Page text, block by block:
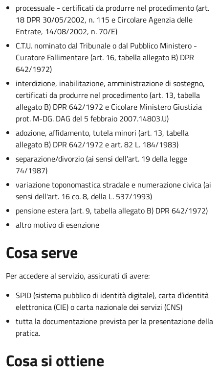
processuale - certificati da produrre nel procedimento (art.
18 DPR 30/05/2002, n. 115 e Circolare Agenzia delle
Entrate, 14/08/2002, n. 70/E)
C.T.U. nominato dal Tribunale o dal Pubblico Ministero -
Curatore Fallimentare (art. 16, tabella allegato B) DPR
642/1972)
interdizione, inabilitazione, amministrazione di sostegno,
certificati da produrre nel procedimento (art. 13, tabella
allegato B) DPR 642/1972 e Cicolare Ministero Giustizia
prot. M-DG. DAG del 5 febbraio 2007.14803.U)
adozione, affidamento, tutela minori (art. 13, tabella
allegato B) DPR 642/1972 e art. 82 L. 184/1983)
separazione/divorzio (ai sensi dell'art. 19 della legge
74/1987)
variazione toponomastica stradale e numerazione civica (ai
sensi dell'art. 16 co. 8, della L. 537/1993)
pensione estera (art. 9, tabella allegato B) DPR 642/1972)
altro motivo di esenzione
Cosa serve
Per accedere al servizio, assicurati di avere:
SPID (sistema pubblico di identità digitale), carta d’identità
elettronica (CIE) o carta nazionale dei servizi (CNS)
tutta la documentazione prevista per la presentazione della
pratica.
Cosa si ottiene